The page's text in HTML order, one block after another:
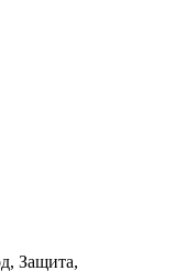
Защита,